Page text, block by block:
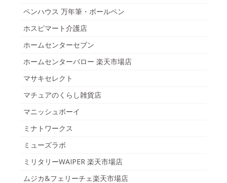
ペンハウス 万年筆・ボールペン
ホスピマート介護店
ホームセンターセブン
ホームセンターバロー 楽天市場店
マサキセレクト
マチュアのくらし雑貨店
マニッシュボーイ
ミナトワークス
ミューズラボ
ミリタリーWAIPER 楽天市場店
ムジカ&フェリーチェ楽天市場店